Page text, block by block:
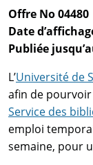
Offre No 04480
Date
Publiée
L’Université de
afin de
Service des
emploi
semaine, pour